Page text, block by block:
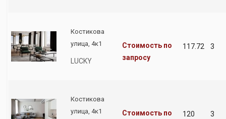
Костикова
улица, 4к1
LUCKY
Стоимость по
запросу
117.72 3
Костикова
улица, 4к1
Стоимость по
120 3